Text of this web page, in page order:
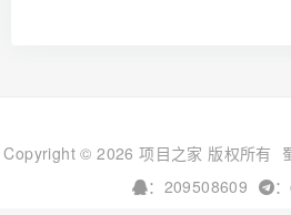
Copyright © 2026 项目之家 版权所有
：209508609